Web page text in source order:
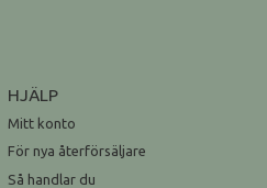
HJÄLP
Mitt konto
För nya återförsäljare
Så handlar du